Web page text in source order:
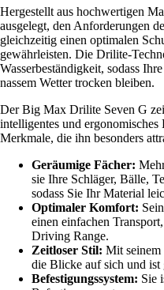
Hergestellt aus hochwertigen
ausgelegt, den Anforderungen
gleichzeitig einen optimalen
gewährleisten. Die Drilite-
Wasserbeständigkeit, sodass
nassem Wetter trocken bleiben.
Der Big Max Drilite Seven G
intelligentes und
Merkmale, die ihn besonders
Geräumige Fächer:
sie Ihre Schläger, Bälle,
sodass Sie Ihr Material
Optimaler Komfort:
einen einfachen
Driving Range.
Zeitloser Stil: Mit seinem
die Blicke auf sich und
Befestigungssystem: Sie